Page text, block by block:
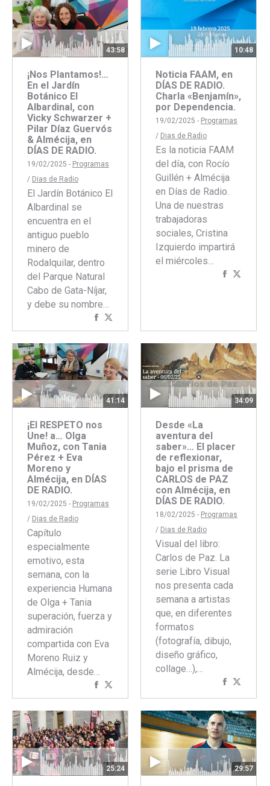
43:58
¡Nos Plantamos!…
En el Jardín
Botánico El
Albardinal, con
Vicky Schwarzer +
Pilar Díaz Guervós
& Almécija, en
DÍAS DE RADIO.
19/02/2025 - Programas
/ Dias de Radio
El Jardín Botánico El
Albardinal se
encuentra en el
antiguo pueblo
minero de
Rodalquilar, dentro
del Parque Natural
Cabo de Gata-Níjar,
y debe su nombre…
Compartir
con
Facebook
con
Twitter
10:48
Noticia FAAM, en
DÍAS DE RADIO.
Charla «Benjamín»,
por Dependencia.
19/02/2025 - Programas
/ Dias de Radio
Es la noticia FAAM
del día, con Rocío
Guillén + Almécija
en Días de Radio.
Una de nuestras
trabajadoras
sociales, Cristina
Izquierdo impartirá
el miércoles…
Compartir
41:14
¡El RESPETO nos
Une! a… Olga
Muñoz, con Tania
Pérez + Eva
Moreno y
Almécija, en DÍAS
DE RADIO.
19/02/2025 - Programas
/ Dias de Radio
Capítulo
especialmente
emotivo, esta
semana, con la
experiencia Humana
de Olga + Tania
superación, fuerza y
admiración
compartida con Eva
Moreno Ruiz y
Almécija, desde…
Compartir
con
Facebook
con
Twitter
34:09
Desde «La
aventura del
saber»… El placer
de reflexionar,
bajo el prisma de
CARLOS de PAZ
con Almécija, en
DÍAS DE RADIO.
18/02/2025 - Programas
/ Dias de Radio
Visual del libro:
Carlos de Paz. La
serie Libro Visual
nos presenta cada
semana a artistas
que, en diferentes
formatos
(fotografía, dibujo,
diseño gráfico,
collage…),…
Compartir
concon
25:24 29:57